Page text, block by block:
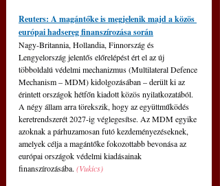
Reuters: A magántőke is megjelenik majd a közös
európai hadsereg finanszírozása során
Nagy-Britannia, Hollandia, Finnország és
Lengyelország jelentős előrelépést ért el az új
többoldalú védelmi mechanizmus (Multilateral Defence
Mechanism – MDM) kidolgozásában – derült ki az
érintett országok hétfőn kiadott közös nyilatkozatából.
A négy állam arra törekszik, hogy az együttműködés
keretrendszerét 2027-ig véglegesítse. Az MDM egyike
azoknak a párhuzamosan futó kezdeményezéseknek,
amelyek célja a magántőke fokozottabb bevonása az
európai országok védelmi kiadásainak
finanszírozásába. (Vukics)